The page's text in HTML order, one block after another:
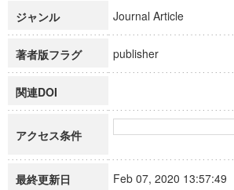
ジャンル Journal Article
著者版フラグ publisher
関連DOI
アクセス条件
最終更新日 Feb 07, 2020 13:57:49